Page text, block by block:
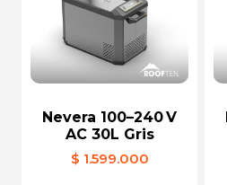
Nevera 100–240 V
AC 30L Gris
$ 1.599.000